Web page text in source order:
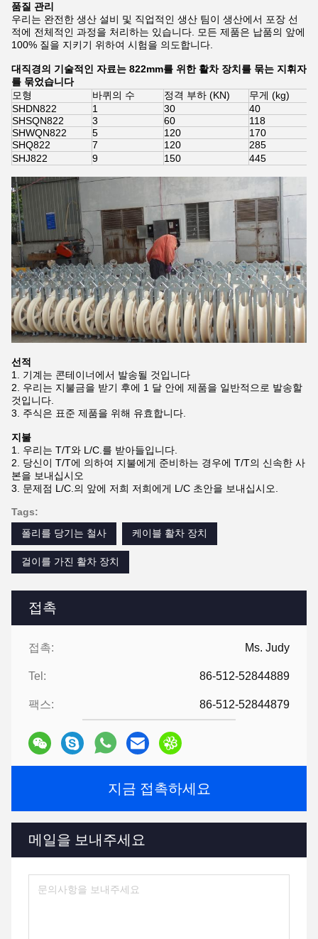
접촉
접촉: Ms. Judy
Tel: 86-512-52844889
팩스: 86-512-52844879
지금 접촉하세요
메일을 보내주세요
품질 관리
우리는 완전한 생산 설비 및 직업적인 생산 팀이 생산에서 포장 선
적에 전체적인 과정을 처리하는 있습니다. 모든 제품은 납품의 앞에
100% 질을 지키기 위하여 시험을 의도합니다.
대직경의 기술적인 자료는 822mm를 위한 활차 장치를 묶는 지휘자
를 묶었습니다
모형
바퀴의 수 정격 부하 (KN)
무게 (kg)
SHDN822
1 30
40
SHSQN822
3 60
118
SHWQN822
5 120
170
SHQ822
7 120
285
SHJ822
9 150 445
선적
1. 기계는 콘테이너에서 발송될 것입니다
2. 우리는 지불금을 받기 후에 1 달 안에 제품을 일반적으로 발송할
것입니다.
3. 주식은 표준 제품을 위해 유효합니다.
지불
1. 우리는 T/T와 L/C.를 받아들입니다.
2. 당신이 T/T에 의하여 지불에게 준비하는 경우에 T/T의 신속한 사
본을 보내십시오
3. 문제점 L/C.의 앞에 저희 저희에게 L/C 초안을 보내십시오.
Tags:
폴리를 당기는 철사
케이블 활차 장치
걸이를 가진 활차 장치